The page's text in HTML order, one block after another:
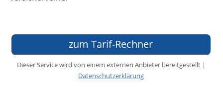
zum Tarif-Rechner
Dieser Service wird von einem externen Anbieter bereitgestellt |
Datenschutzerklärung